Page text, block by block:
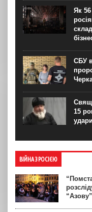
Як
СБУ
15
ВІЙНА З РОСІЄЮ